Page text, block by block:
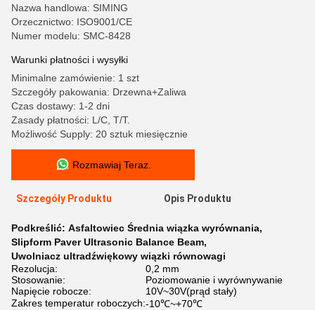
Nazwa handlowa: SIMING
Orzecznictwo: ISO9001/CE
Numer modelu: SMC-8428
Warunki płatności i wysyłki
Minimalne zamówienie: 1 szt
Szczegóły pakowania: Drzewna+Zaliwa
Czas dostawy: 1-2 dni
Zasady płatności: L/C, T/T.
Możliwość Supply: 20 sztuk miesięcznie
Rozmawiaj Teraz.
Szczegóły Produktu Opis Produktu
Podkreślić: Asfaltowiec Średnia wiązka wyrównania,
Slipform Paver Ultrasonic Balance Beam,
Uwolniacz ultradźwiękowy wiązki równowagi
Rezolucja:
0,2 mm
Stosowanie:
Poziomowanie i wyrównywanie
Napięcie robocze:
10V~30V(prąd stały)
Zakres temperatur roboczych:-10℃~+70℃